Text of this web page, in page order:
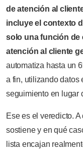
de atención al
incluye el contexto
solo una función de
atención al cliente
automatiza hasta un
a fin, utilizando datos
seguimiento en lugar
Ese es el veredicto.
sostiene y en qué
lista encajan